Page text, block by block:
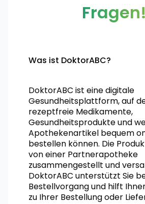
Fragen!
Was ist DoktorABC?
DoktorABC ist eine digitale
Gesundheitsplattform, auf
rezeptfreie Medikamente,
Gesundheitsprodukte und
Apothekenartikel bequem
bestellen können. Die
von einer Partnerapotheke
zusammengestellt und
DoktorABC unterstützt Sie
Bestellvorgang und hilft
zu Ihrer Bestellung oder